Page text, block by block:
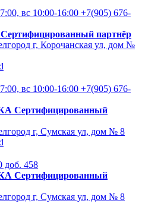
вс 10:00-16:00 +7(905) 676-
Сертифицированный партнёр
г, Корочанская ул, дом №
вс 10:00-16:00 +7(905) 676-
Сертифицированный
г, Сумская ул, дом № 8
доб. 458
Сертифицированный
г, Сумская ул, дом № 8